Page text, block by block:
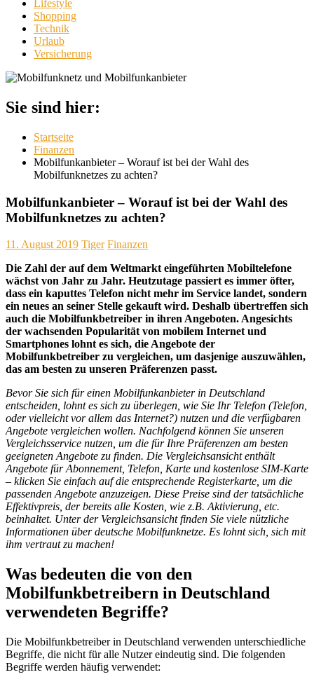
Lifestyle
Shopping
Technik
Urlaub
Versicherung
Sie sind hier:
Startseite
Finanzen
Mobilfunkanbieter – Worauf ist bei der Wahl des
Mobilfunknetzes zu achten?
Mobilfunkanbieter – Worauf ist bei der Wahl des
Mobilfunknetzes zu achten?
11. August 2019 Tiger Finanzen
Die Zahl der auf dem Weltmarkt eingeführten Mobiltelefone
wächst von Jahr zu Jahr. Heutzutage passiert es immer öfter,
dass ein kaputtes Telefon nicht mehr im Service landet, sondern
ein neues an seiner Stelle gekauft wird. Deshalb übertreffen sich
auch die Mobilfunkbetreiber in ihren Angeboten. Angesichts
der wachsenden Popularität von mobilem Internet und
Smartphones lohnt es sich, die Angebote der
Mobilfunkbetreiber zu vergleichen, um dasjenige auszuwählen,
das am besten zu unseren Präferenzen passt.
Bevor Sie sich für einen Mobilfunkanbieter in Deutschland
entscheiden, lohnt es sich zu überlegen, wie Sie Ihr Telefon (Telefon,
oder vielleicht vor allem das Internet?) nutzen und die verfügbaren
Angebote vergleichen wollen. Nachfolgend können Sie unseren
Vergleichsservice nutzen, um die für Ihre Präferenzen am besten
geeigneten Angebote zu finden. Die Vergleichsansicht enthält
Angebote für Abonnement, Telefon, Karte und kostenlose SIM-Karte
– klicken Sie einfach auf die entsprechende Registerkarte, um die
passenden Angebote anzuzeigen. Diese Preise sind der tatsächliche
Effektivpreis, der bereits alle Kosten, wie z.B. Aktivierung, etc.
beinhaltet. Unter der Vergleichsansicht finden Sie viele nützliche
Informationen über deutsche Mobilfunknetze. Es lohnt sich, sich mit
ihm vertraut zu machen!
Was bedeuten die von den
Mobilfunkbetreibern in Deutschland
verwendeten Begriffe?
Die Mobilfunkbetreiber in Deutschland verwenden unterschiedliche
Begriffe, die nicht für alle Nutzer eindeutig sind. Die folgenden
Begriffe werden häufig verwendet: